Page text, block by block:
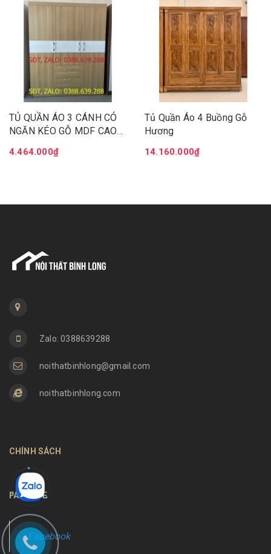
TỦ QUẦN ÁO 3 CÁNH CÓ
NGĂN KÉO GỖ MDF CAO
4.464.000₫
Tủ Quần Áo 4 Buồng Gỗ
Hương
14.160.000₫
Zalo: 0388639288
noithatbinhlong@gmail.com
noithatbinhlong.com
CHÍNH SÁCH
FANPAGE
Facebook